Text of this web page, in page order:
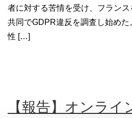
者に対する苦情を受け、フラン
共同でGDPR違反を調査し始め
性 […]
【報告】オンライ